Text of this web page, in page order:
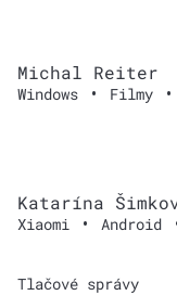
Michal Reiter
Windows • Filmy •
Katarína
Xiaomi • Android
Tlačové správy